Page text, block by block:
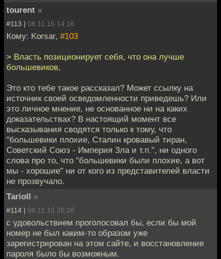
tourent »
#113 | 08.11.15 14:16
Кому: Korsar, #103
> Власть позиционирует себя, что она лучше
большевиков,
Это кто тебе такое рассказал? Может ссылку на
источник своей осведомленности приведешь? Или
это личное мнение, не основанное ни на каких
доказательствах? В настоящий момент все
высказывания сводятся только к тому, что
"большевики плохие, Сталин кровавый тиран,
Советский Союз - Империя Зла и т.п.", ни одного
слова про то, что "большевики были плохие, а вот
мы - хорошие" ни от кого из представителей власти
не прозвучало.
Tarioll »
#114 | 08.11.15 20:26
с удовольствием проголосовал бы, если бы мой
номер не был каким-то образом уже
зарегистрирован на этом сайте, и восстановление
пароля было бы возможным.